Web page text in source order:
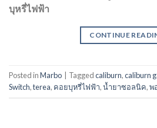
บุหรี่ไฟฟ้า
CONTINUE
Posted inMarbo Taggedcaliburn,caliburn
Switch,terea, คอยบุหรี่ไฟฟ้า,น้ำยาซอลนิค,พ